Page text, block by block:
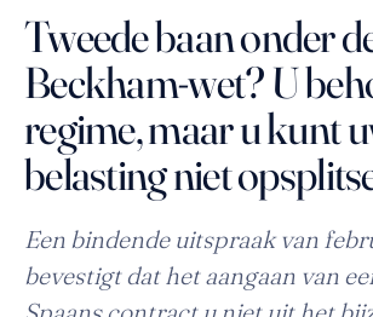
Tweede baan onder
Beckham-wet? U
regime, maar u kunt
belasting niet
Een bindende uitspraak van
bevestigt dat het aangaan van